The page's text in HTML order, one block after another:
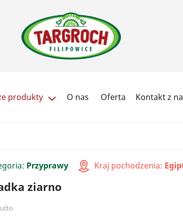
produkty O nas Oferta Kontakt z
Przyprawy Kraj pochodzenia:
ziarno